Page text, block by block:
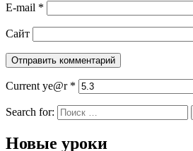
E-mail *
Сайт
Current ye@r *
Search for:
Новые уроки